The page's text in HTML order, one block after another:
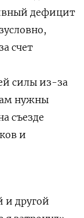
дефицит
счет
силы из-за
нужны
съезде
и
и другой